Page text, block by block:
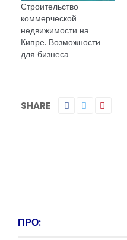
Строительство
коммерческой
недвижимости на
Кипре. Возможности
для бизнеса
SHARE
ПРО: